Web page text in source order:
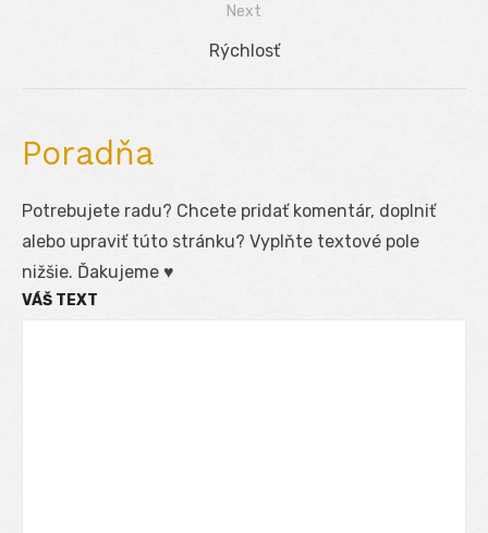
Next
Next
Rýchlosť
Poradňa
Potrebujete radu? Chcete pridať komentár, doplniť
alebo upraviť túto stránku? Vyplňte textové pole
nižšie. Ďakujeme ♥
VÁŠ TEXT